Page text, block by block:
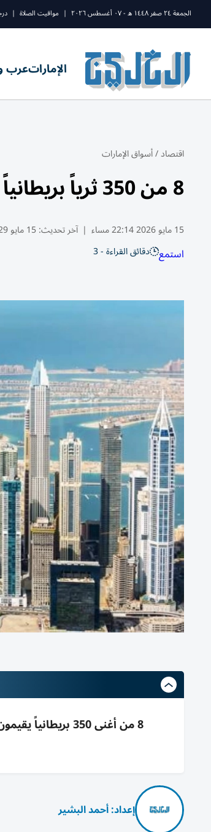
الجمعة ٢٤ صفر ١٤٤٨ ه - ٠٧ أغسطس ٢٠٢٦ | مواقيت الصلاة |
الإماراتعرب
اقتصاد/أسواق الإمارات
8 من 350 ثرياً بريطانياً يقيمون في الإمارات
15 مايو 2026 22:14 مساء | آخر تحديث:15 مايو 22:29 2026
استمع دقائق القراءة - 3
إعداد: أحمد البشير